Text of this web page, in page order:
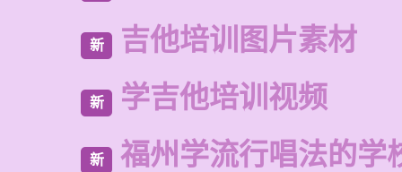
新 吉他培训图片素材
新 学吉他培训视频
新 福州学流行唱法的学